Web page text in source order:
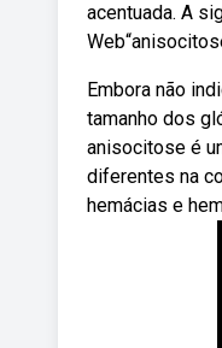
acentuada. A
Embora não
tamanho dos
anisocitose é
diferentes na
hemácias e